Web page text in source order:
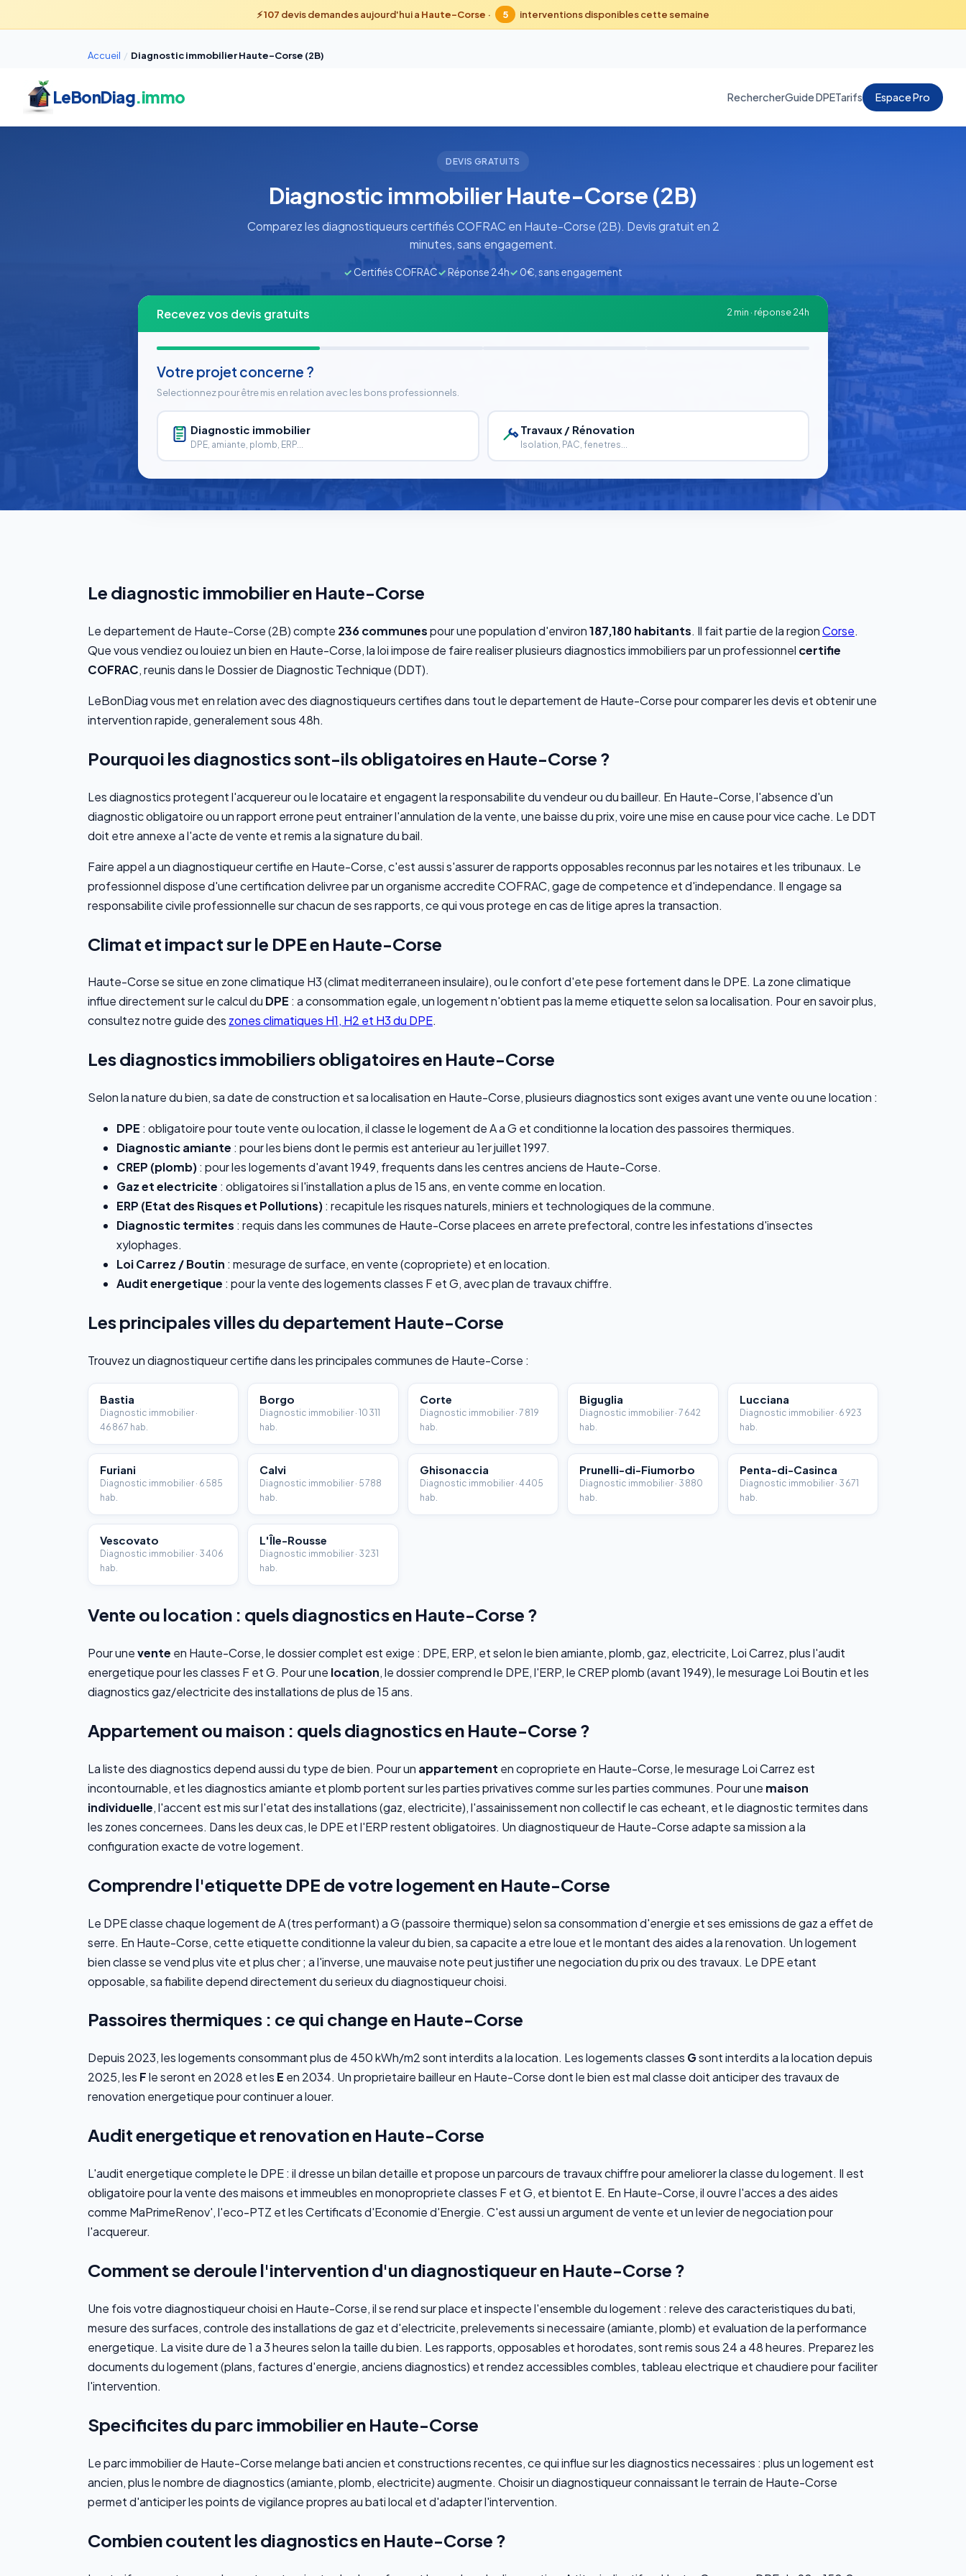
⚡107 devis demandes aujourd'hui a Haute-Corse · 5 interventions disponibles cette semaine
Accueil / Diagnostic immobilier Haute-Corse (2B)
LeBonDiag.immo RechercherGuide DPETarifs Espace Pro
DEVIS GRATUITS
Diagnostic immobilier Haute-Corse (2B)
Comparez les diagnostiqueurs certifiés COFRAC en Haute-Corse (2B). Devis gratuit en 2
minutes, sans engagement.
✓Certifiés COFRAC✓Réponse 24h✓ 0€, sans engagement
Recevez vos devis gratuits 2 min · réponse 24h
Votre projet concerne ?
Selectionnez pour être mis en relation avec les bons professionnels.
Diagnostic immobilier
DPE, amiante, plomb, ERP...
Travaux / Rénovation
Isolation, PAC, fenetres...
Le diagnostic immobilier en Haute-Corse
Le departement de Haute-Corse (2B) compte 236 communespour une population d'environ187,180 habitants. Il fait partie de la regionCorse.
Que vous vendiez ou louiez un bien en Haute-Corse, la loi impose de faire realiser plusieurs diagnostics immobiliers par un professionnel certifie
COFRAC, reunis dans le Dossier de Diagnostic Technique (DDT).
LeBonDiag vous met en relation avec des diagnostiqueurs certifies dans tout le departement de Haute-Corse pour comparer les devis et obtenir une
intervention rapide, generalement sous 48h.
Pourquoi les diagnostics sont-ils obligatoires en Haute-Corse ?
Les diagnostics protegent l'acquereur ou le locataire et engagent la responsabilite du vendeur ou du bailleur. En Haute-Corse, l'absence d'un
diagnostic obligatoire ou un rapport errone peut entrainer l'annulation de la vente, une baisse du prix, voire une mise en cause pour vice cache. Le DDT
doit etre annexe a l'acte de vente et remis a la signature du bail.
Faire appel a un diagnostiqueur certifie en Haute-Corse, c'est aussi s'assurer de rapports opposables reconnus par les notaires et les tribunaux. Le
professionnel dispose d'une certification delivree par un organisme accredite COFRAC, gage de competence et d'independance. Il engage sa
responsabilite civile professionnelle sur chacun de ses rapports, ce qui vous protege en cas de litige apres la transaction.
Climat et impact sur le DPE en Haute-Corse
Haute-Corse se situe en zone climatique H3 (climat mediterraneen insulaire), ou le confort d'ete pese fortement dans le DPE. La zone climatique
influe directement sur le calcul du DPE : a consommation egale, un logement n'obtient pas la meme etiquette selon sa localisation. Pour en savoir plus,
consultez notre guide des zones climatiques H1, H2 et H3 du DPE.
Les diagnostics immobiliers obligatoires en Haute-Corse
Selon la nature du bien, sa date de construction et sa localisation en Haute-Corse, plusieurs diagnostics sont exiges avant une vente ou une location :
DPE : obligatoire pour toute vente ou location, il classe le logement de A a G et conditionne la location des passoires thermiques.
Diagnostic amiante : pour les biens dont le permis est anterieur au 1er juillet 1997.
CREP (plomb): pour les logements d'avant 1949, frequents dans les centres anciens de Haute-Corse.
Gaz et electricite : obligatoires si l'installation a plus de 15 ans, en vente comme en location.
ERP (Etat des Risques et Pollutions): recapitule les risques naturels, miniers et technologiques de la commune.
Diagnostic termites : requis dans les communes de Haute-Corse placees en arrete prefectoral, contre les infestations d'insectes
xylophages.
Loi Carrez / Boutin : mesurage de surface, en vente (copropriete) et en location.
Audit energetique : pour la vente des logements classes F et G, avec plan de travaux chiffre.
Les principales villes du departement Haute-Corse
Trouvez un diagnostiqueur certifie dans les principales communes de Haute-Corse :
Bastia
Diagnostic immobilier ·
46 867 hab.
Borgo
Diagnostic immobilier · 10 311
hab.
Corte
Diagnostic immobilier · 7 819
hab.
Biguglia
Diagnostic immobilier · 7 642
hab.
Lucciana
Diagnostic immobilier · 6 923
hab.
Furiani
Diagnostic immobilier · 6 585
hab.
Calvi
Diagnostic immobilier · 5 788
hab.
Ghisonaccia
Diagnostic immobilier · 4 405
hab.
Prunelli-di-Fiumorbo
Diagnostic immobilier · 3 880
hab.
Penta-di-Casinca
Diagnostic immobilier · 3 671
hab.
Vescovato
Diagnostic immobilier · 3 406
hab.
L'Île-Rousse
Diagnostic immobilier · 3 231
hab.
Vente ou location : quels diagnostics en Haute-Corse ?
Pour unevente en Haute-Corse, le dossier complet est exige : DPE, ERP, et selon le bien amiante, plomb, gaz, electricite, Loi Carrez, plus l'audit
energetique pour les classes F et G. Pour une location, le dossier comprend le DPE, l'ERP, le CREP plomb (avant 1949), le mesurage Loi Boutin et les
diagnostics gaz/electricite des installations de plus de 15 ans.
Appartement ou maison : quels diagnostics en Haute-Corse ?
La liste des diagnostics depend aussi du type de bien. Pour un appartement en copropriete en Haute-Corse, le mesurage Loi Carrez est
incontournable, et les diagnostics amiante et plomb portent sur les parties privatives comme sur les parties communes. Pour une maison
individuelle, l'accent est mis sur l'etat des installations (gaz, electricite), l'assainissement non collectif le cas echeant, et le diagnostic termites dans
les zones concernees. Dans les deux cas, le DPE et l'ERP restent obligatoires. Un diagnostiqueur de Haute-Corse adapte sa mission a la
configuration exacte de votre logement.
Comprendre l'etiquette DPE de votre logement en Haute-Corse
Le DPE classe chaque logement de A (tres performant) a G (passoire thermique) selon sa consommation d'energie et ses emissions de gaz a effet de
serre. En Haute-Corse, cette etiquette conditionne la valeur du bien, sa capacite a etre loue et le montant des aides a la renovation. Un logement
bien classe se vend plus vite et plus cher ; a l'inverse, une mauvaise note peut justifier une negociation du prix ou des travaux. Le DPE etant
opposable, sa fiabilite depend directement du serieux du diagnostiqueur choisi.
Passoires thermiques : ce qui change en Haute-Corse
Depuis 2023, les logements consommant plus de 450 kWh/m2 sont interdits a la location. Les logements classes Gsont interdits a la location depuis
2025, les Fle seront en 2028 et les E en 2034. Un proprietaire bailleur en Haute-Corse dont le bien est mal classe doit anticiper des travaux de
renovation energetique pour continuer a louer.
Audit energetique et renovation en Haute-Corse
L'audit energetique complete le DPE : il dresse un bilan detaille et propose un parcours de travaux chiffre pour ameliorer la classe du logement. Il est
obligatoire pour la vente des maisons et immeubles en monopropriete classes F et G, et bientot E. En Haute-Corse, il ouvre l'acces a des aides
comme MaPrimeRenov', l'eco-PTZ et les Certificats d'Economie d'Energie. C'est aussi un argument de vente et un levier de negociation pour
l'acquereur.
Comment se deroule l'intervention d'un diagnostiqueur en Haute-Corse ?
Une fois votre diagnostiqueur choisi en Haute-Corse, il se rend sur place et inspecte l'ensemble du logement : releve des caracteristiques du bati,
mesure des surfaces, controle des installations de gaz et d'electricite, prelevements si necessaire (amiante, plomb) et evaluation de la performance
energetique. La visite dure de 1 a 3 heures selon la taille du bien. Les rapports, opposables et horodates, sont remis sous 24 a 48 heures. Preparez les
documents du logement (plans, factures d'energie, anciens diagnostics) et rendez accessibles combles, tableau electrique et chaudiere pour faciliter
l'intervention.
Specificites du parc immobilier en Haute-Corse
Le parc immobilier de Haute-Corse melange bati ancien et constructions recentes, ce qui influe sur les diagnostics necessaires : plus un logement est
ancien, plus le nombre de diagnostics (amiante, plomb, electricite) augmente. Choisir un diagnostiqueur connaissant le terrain de Haute-Corse
permet d'anticiper les points de vigilance propres au bati local et d'adapter l'intervention.
Combien coutent les diagnostics en Haute-Corse ?